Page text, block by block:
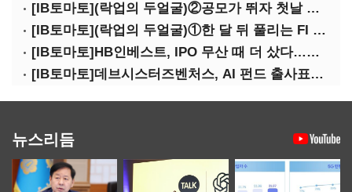
[IB토마토](락업의 두얼굴)②공모가 뛰자 첫날 매도…FI 엑시트 전략 갈렸다
[IB토마토](락업의 두얼굴)①한 달 뒤 풀리는 FI 물량…새내기주 오버행 경계
[IB토마토]HB인베스트, IPO 무산 때 더 샀다…마키나락스 투자 2.7배 회수
[IB토마토]데브시스터즈벤처스, AI 펀드 출사표…모회사 경영난 변수
뉴스리듬